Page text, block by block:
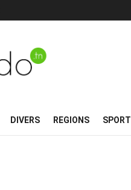
DIVERS REGIONS SPORT